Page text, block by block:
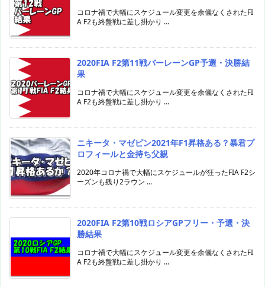
コロナ禍で大幅にスケジュール変更を余儀なくされたFI
A F2も終盤戦に差し掛かり ...
2020FIA F2第11戦バーレーンGP予選・決勝結
果
コロナ禍で大幅にスケジュール変更を余儀なくされたFI
A F2も終盤戦に差し掛かり ...
ニキータ・マゼピン2021年F1昇格ある？暴君プ
ロフィールと金持ち父親
2020年コロナ禍で大幅にスケジュールが狂ったFIA F2シ
ーズンも残り2ラウン ...
2020FIA F2第10戦ロシアGPフリー・予選・決
勝結果
コロナ禍で大幅にスケジュール変更を余儀なくされたFI
A F2も終盤戦に差し掛かり ...